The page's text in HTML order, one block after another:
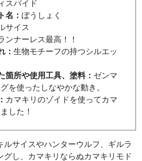
スパイド
名： ぼうしょく
サイス
ンナーレス最高！！
： 生物モチーフの持つシルエッ
箇所や使用工具、塗料： ゼンマ
を使ったしなやかな動き。
カマキリのゾイドを使ってカマ
した！
ルサイスやハンターウルフ、ギルラ
グし、カマキリならぬカマキリモド